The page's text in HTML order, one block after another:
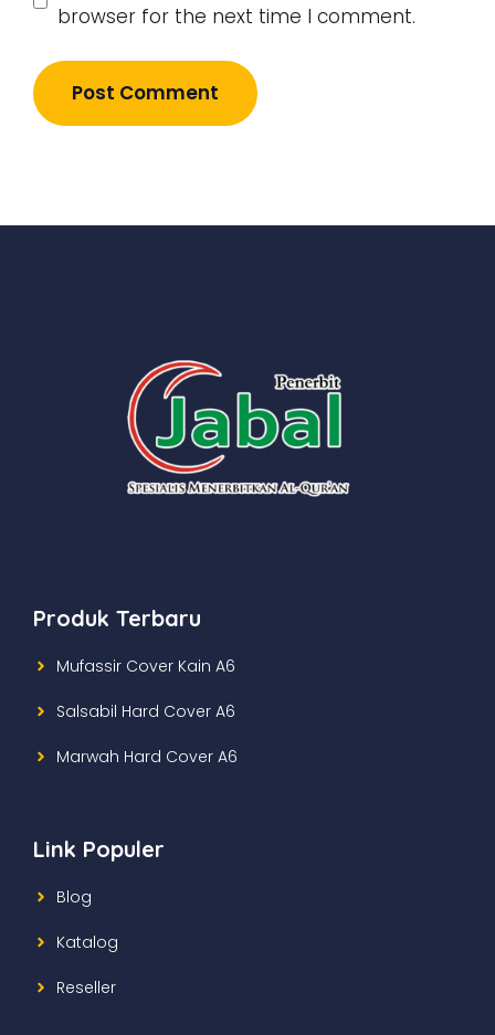
browser for the next time I comment.
Produk Terbaru
Mufassir Cover Kain A6
Salsabil Hard Cover A6
Marwah Hard Cover A6
Link Populer
Blog
Katalog
Reseller